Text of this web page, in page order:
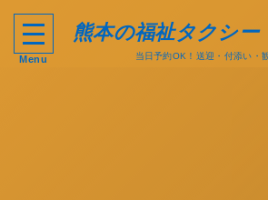
Menu
熊本の福祉タクシ
当日予約OK！送迎・付添い・